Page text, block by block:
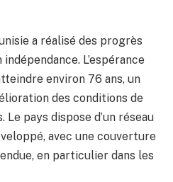
a réalisé des progrès
L’espérance
environ 76 ans, un
des conditions de
Le pays dispose d’un réseau
avec une couverture
en particulier dans les